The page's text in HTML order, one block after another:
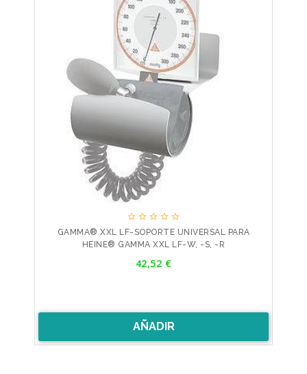
    
GAMMA® XXL LF-SOPORTE UNIVERSAL PARA
HEINE® GAMMA XXL LF-W, -S, -R
42,52 €
AÑADIR